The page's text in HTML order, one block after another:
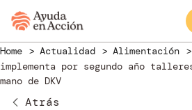
Home Actualidad Alimentación
implementa por segundo año
mano de DKV
Atrás